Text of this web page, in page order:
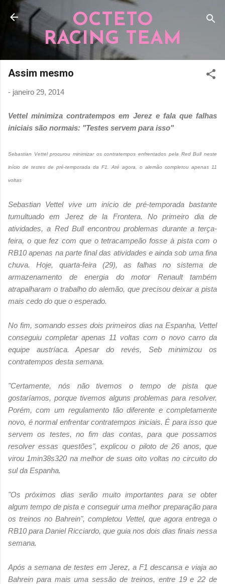
Pular para o conteúdo principal
OCTETO
RACING TEAM
Assim mesmo
- janeiro 29, 2014
Vettel minimiza contratempos em Jerez e fala que falhas
iniciais são normais: "Testes servem para isso"
Sebastian Vettel procurou minimizar os contratempos enfrentados pela Red Bull neste
início de testes de pré-temporada da F1. Até agora, o alemão completou apenas 11
voltas
Sebastian Vettel vive um início de pré-temporada bastante
tumultuado em Jerez de la Frontera. No primeiro dia de
atividades, a Red Bull encontrou problemas durante a terça-
feira, o que fez com que o tetracampeão fosse à pista com o
RB10 apenas na parte final das atividades e ainda sob uma fina
chuva. Hoje, quarta-feira (29), as falhas no sistema de
armazenamento de energia do motor Renault também
atrapalharam o trabalho do alemão, que precisou deixar a pista
mais cedo do que o esperado.
No fim, somando esses dois primeiros dias na Espanha, Vettel
conseguiu completar apenas 11 voltas com o novo carro da
equipe austríaca. Apesar do revés, Seb minimizou os
contratempos desta semana.
"Certamente, nós não tivemos o tempo de pista que
gostaríamos, porque tivemos alguns problemas para resolver.
Porém, com um regulamento tão diferente e completamente
novo, é normal enfrentar contratempos iniciais. É para isso que
servem os testes, no fim das contas, para que possamos
resolver essas questões", explicou o piloto de 26 anos, que
virou 1min38s320 na melhor de suas oito voltas no circuito do
sul da Espanha.
"Os próximos dias serão muito importantes para se obter
algum tempo de pista e conseguir uma melhor preparação para
os treinos no Bahrein", completou Vettel, que agora entrega o
RB10 para Daniel Ricciardo, que guia nos dois dias finais nessa
semana.
Após a semana de testes em Jerez, a F1 descansa e viaja ao
Bahrein para mais uma sessão de treinos, entre 19 e 22 de